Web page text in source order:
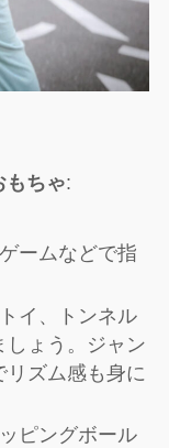
もちゃ:
ームなどで指
イ、トンネル
しょう。ジャン
ズム感も身に
ピングボール